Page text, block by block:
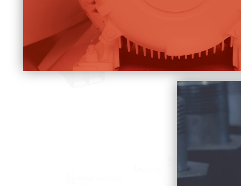
WORK HARD BREATHE
Produktlinie ansehen